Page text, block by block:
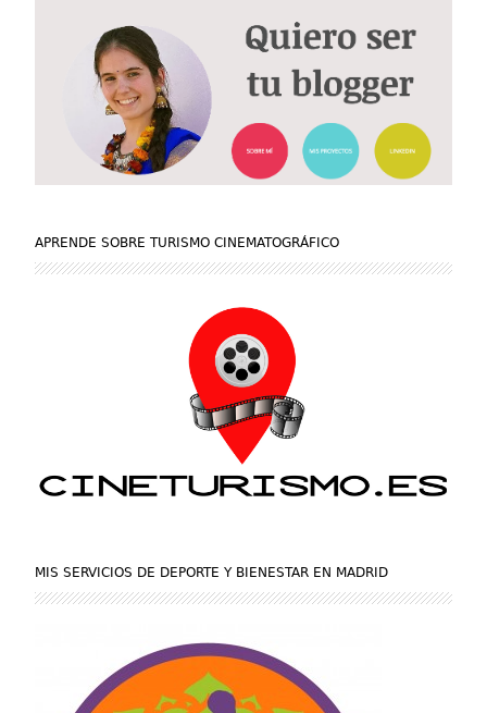
APRENDE SOBRE TURISMO CINEMATOGRÁFICO
MIS SERVICIOS DE DEPORTE Y BIENESTAR EN MADRID